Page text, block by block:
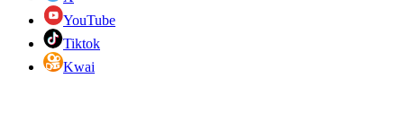
YouTube
Tiktok
Kwai